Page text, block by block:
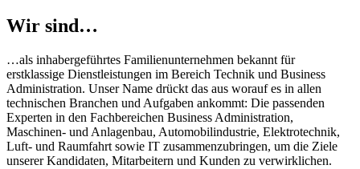
Wir sind…
…als inhabergeführtes Familienunternehmen bekannt für
erstklassige Dienstleistungen im Bereich Technik und Business
Administration. Unser Name drückt das aus worauf es in allen
technischen Branchen und Aufgaben ankommt: Die passenden
Experten in den Fachbereichen Business Administration,
Maschinen- und Anlagenbau, Automobilindustrie, Elektrotechnik,
Luft- und Raumfahrt sowie IT zusammenzubringen, um die Ziele
unserer Kandidaten, Mitarbeitern und Kunden zu verwirklichen.